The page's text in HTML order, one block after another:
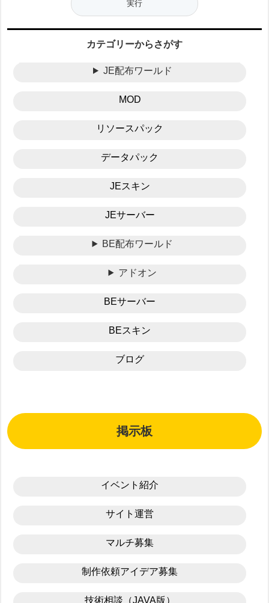
カテゴリーからさがす
JE配布ワールド
MOD
リソースパック
データパック
JEスキン
JEサーバー
BE配布ワールド
アドオン
BEサーバー
BEスキン
ブログ
掲示板
イベント紹介
サイト運営
マルチ募集
制作依頼アイデア募集
技術相談（JAVA版）